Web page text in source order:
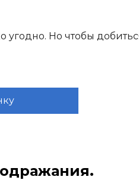
угодно. Но чтобы